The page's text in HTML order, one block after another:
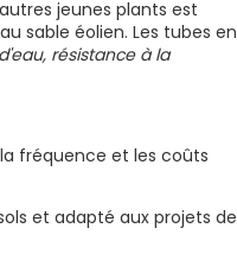
jeunes plants est
sable éolien. Les tubes en
résistance à la
fréquence et les coûts
et adapté aux projets de